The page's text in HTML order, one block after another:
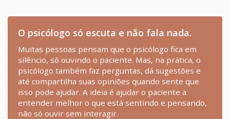
O psicólogo só escuta e não fala nada.
Muitas pessoas pensam que o psicólogo fica em
silêncio, só ouvindo o paciente. Mas, na prática, o
psicólogo também faz perguntas, dá sugestões e
até compartilha suas opiniões quando sente que
isso pode ajudar. A ideia é ajudar o paciente a
entender melhor o que está sentindo e pensando,
não só ouvir sem interagir.